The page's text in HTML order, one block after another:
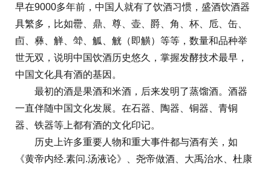
早在9000多年前，中国人就有了饮酒习惯，盛酒饮酒器
具繁多，比如罍、鼎、尊、壶、爵、角、杯、卮、缶、
卣、彝、觯、斚、觚、觥（即觵）等等，数量和品种举
世无双，说明中国饮酒历史悠久，掌握发酵技术最早，
中国文化具有酒的基因。
最初的酒是果酒和米酒，后来发明了蒸馏酒。酒器
一直伴随中国文化发展。在石器、陶器、铜器、青铜
器、铁器等上都有酒的文化印记。
历史上许多重要人物和重大事件都与酒有关，如
《黄帝内经.素问.汤液论》、尧帝做酒、大禹治水、杜康